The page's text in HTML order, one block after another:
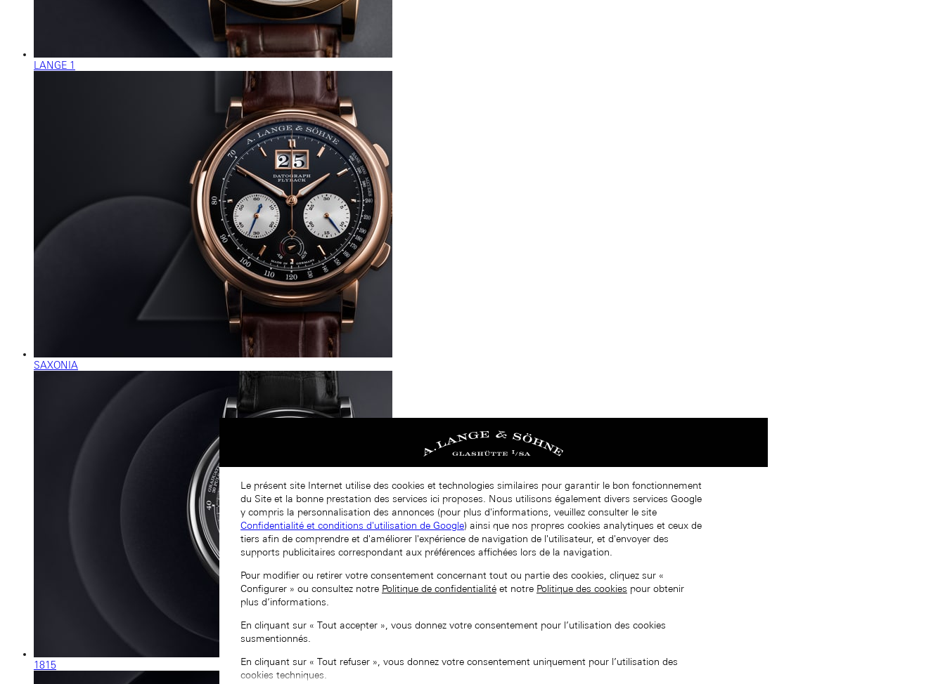
LANGE 1
SAXONIA
1815
Le présent site Internet utilise des cookies et technologies similaires pour garantir le bon fonctionnement
du Site et la bonne prestation des services ici proposes. Nous utilisons également divers services Google
y compris la personnalisation des annonces (pour plus d'informations, veuillez consulter le site
Confidentialité et conditions d'utilisation de Google) ainsi que nos propres cookies analytiques et ceux de
tiers afin de comprendre et d'améliorer l'expérience de navigation de l'utilisateur, et d'envoyer des
supports publicitaires correspondant aux préférences affichées lors de la navigation.
Pour modifier ou retirer votre consentement concernant tout ou partie des cookies, cliquez sur «
Configurer » ou consultez notre Politique de confidentialité et notre Politique des cookies pour obtenir
plus d’informations.
En cliquant sur « Tout accepter », vous donnez votre consentement pour l’utilisation des cookies
susmentionnés.
En cliquant sur « Tout refuser », vous donnez votre consentement uniquement pour l’utilisation des
cookies techniques.